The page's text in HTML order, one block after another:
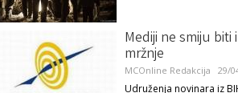
Mediji ne smiju
mržnje
MCOnline Redakcija 29/
Udruženja novinara iz